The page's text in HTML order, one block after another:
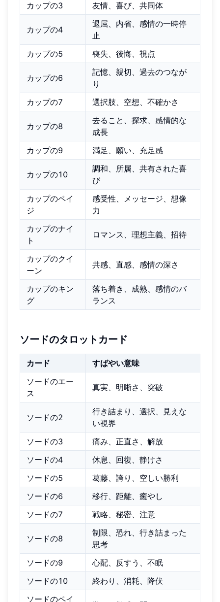
カップの3
友情、喜び、共同体
カップの4
退屈、内省、感情の一時停
止
カップの5
喪失、後悔、視点
カップの6
記憶、親切、過去のつなが
り
カップの7
選択肢、空想、不確かさ
カップの8
去ること、探求、感情的な
成長
カップの9
満足、願い、充足感
カップの10
調和、所属、共有された喜
び
カップのペイ
ジ
感受性、メッセージ、想像
力
カップのナイ
ト
ロマンス、理想主義、招待
カップのクイ
ーン
共感、直感、感情の深さ
カップのキン
グ
落ち着き、成熟、感情のバ
ランス
ソードのタロットカード
カード
すばやい意味
ソードのエー
ス
真実、明晰さ、突破
ソードの2
行き詰まり、選択、見えな
い視界
ソードの3
痛み、正直さ、解放
ソードの4
休息、回復、静けさ
ソードの5
葛藤、誇り、空しい勝利
ソードの6
移行、距離、癒やし
ソードの7
戦略、秘密、注意
ソードの8
制限、恐れ、行き詰まった
思考
ソードの9
心配、反すう、不眠
ソードの10
終わり、消耗、降伏
ソードのペイ